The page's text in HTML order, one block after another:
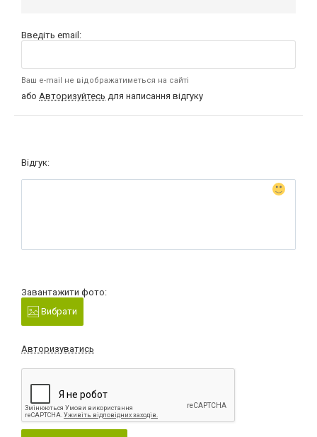
Введіть email:
Ваш e-mail не відображатиметься на сайті
або Авторизуйтесь для написання відгуку
Відгук:
Завантажити фото:
Вибрати
Авторизуватись